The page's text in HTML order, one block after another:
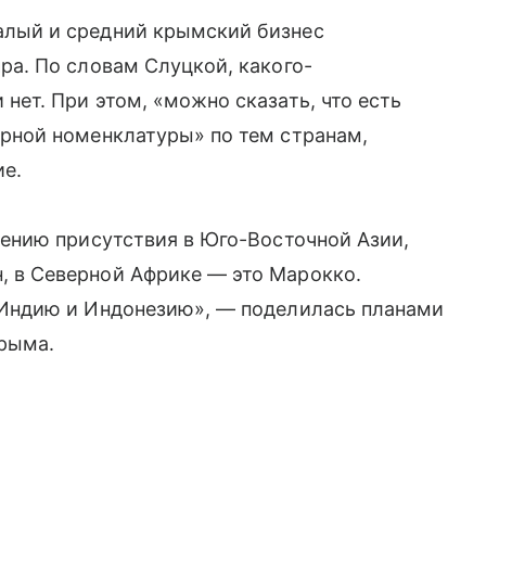
и средний крымский бизнес
По словам Слуцкой, какого-
При этом, «можно сказать, что есть
номенклатуры» по тем странам,
присутствия в Юго-Восточной Азии,
Северной Африке — это Марокко.
и Индонезию», — поделилась планами